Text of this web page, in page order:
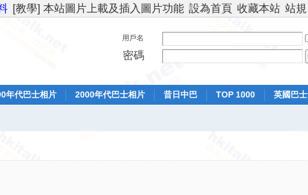
[教學] 本站圖片上載及插入圖片功能 設為首頁 收藏本站 站規
用戶名
密碼
年代巴士相片 2000年代巴士相片 昔日中巴 TOP 1000
英國巴士